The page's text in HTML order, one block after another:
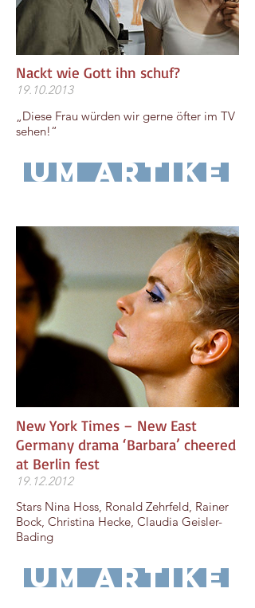
Nackt wie Gott ihn schuf?
19.10.2013
„Diese Frau würden wir gerne öfter im TV
sehen!“
zum Artikel
New York Times – New East
Germany drama ‘Barbara’ cheered
at Berlin fest
19.12.2012
Stars Nina Hoss, Ronald Zehrfeld, Rainer
Bock, Christina Hecke, Claudia Geisler-
Bading
zum Artikel